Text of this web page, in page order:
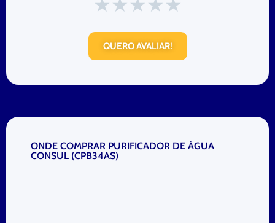
★★★★★
QUERO AVALIAR!
ONDE COMPRAR PURIFICADOR DE ÁGUA
CONSUL (CPB34AS)